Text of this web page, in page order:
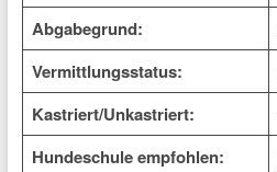
Abgabegrund:
Vermittlungsstatus:
Kastriert/Unkastriert:
Hundeschule empfohlen: